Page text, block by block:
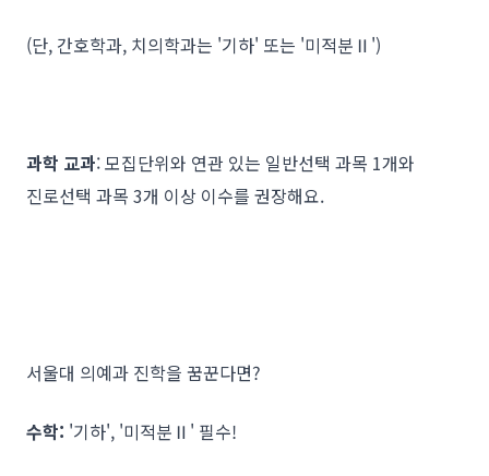
(단, 간호학과, 치의학과는 '기하' 또는 '미적분Ⅱ')
과학 교과: 모집단위와 연관 있는 일반선택 과목 1개와
진로선택 과목 3개 이상 이수를 권장해요.
서울대 의예과 진학을 꿈꾼다면?
수학: '기하', '미적분Ⅱ' 필수!